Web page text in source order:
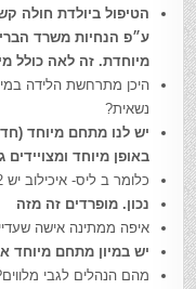
הטיפול ביולדת חולה
ע״פ הנחיות משרד
מיוחדת. זה לאה כולל
היכן מתרחשת הלידה
נשאית?
יש לנו מתחם מיוחד
באופן מיוחד ומצויידים
כלומר ב ליס- איכילוב יש 2 מתחמים, לבריאות ולקורונה. נכון?
נכון. מופרדים זה מזה
איפה ממתינה אישה
יש במיון מתחם מיוחד
מהם הנהלים לגבי